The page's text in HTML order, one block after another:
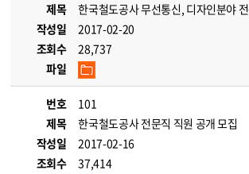
제목
한국철도공사 무선통신, 디자인분야
작성일
2017-02-20
조회수
28,737
파일
번호
101
제목
한국철도공사 전문직 직원 공개 모집
작성일
2017-02-16
조회수
37,414